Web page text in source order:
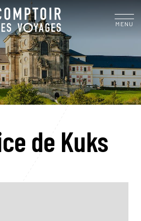
MENU
de Kuks